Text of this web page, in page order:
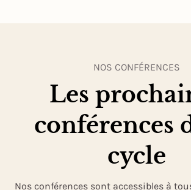
NOS CONFÉRENCES
Les
conférences
cycle
Nos conférences sont accessibles à